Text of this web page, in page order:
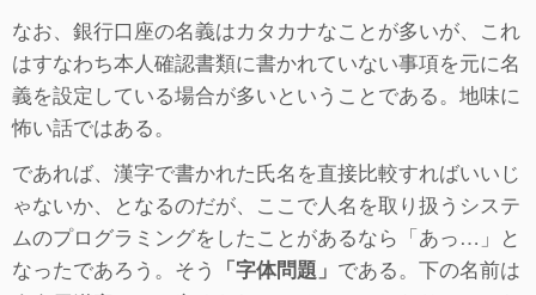
なお、銀行口座の名義はカタカナなことが多いが、これ
はすなわち本人確認書類に書かれていない事項を元に名
義を設定している場合が多いということである。地味に
怖い話ではある。
であれば、漢字で書かれた氏名を直接比較すればいいじ
ゃないか、となるのだが、ここで人名を取り扱うシステ
ムのプログラミングをしたことがあるなら「あっ…」と
なったであろう。そう 「字体問題」 である。下の名前は